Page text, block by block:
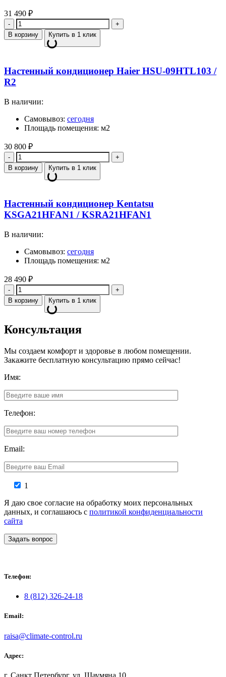
31 490 ₽
Количество
В корзину Купить в 1 клик
Настенный кондиционер Haier HSU-09HTL103 /
R2
В наличии:
Самовывоз: сегодня
Площадь помещения: м2
30 800 ₽
Количество
В корзину Купить в 1 клик
Настенный кондиционер Kentatsu
KSGA21HFAN1 / KSRA21HFAN1
В наличии:
Самовывоз: сегодня
Площадь помещения: м2
28 490 ₽
Количество
В корзину Купить в 1 клик
Консультация
Мы создаем комфорт и здоровье в любом помещении.
Закажите бесплатную консультацию прямо сейчас!
Имя:
Телефон:
Email:
1
Я даю свое согласие на обработку моих персональных
данных, и соглашаюсь с политикой конфиденциальности
сайта
Задать вопрос
Телефон:
8 (812) 326-24-18
Email:
raisa@climate-control.ru
Адрес:
г. Санкт Петербург, ул. Шаумяна 10